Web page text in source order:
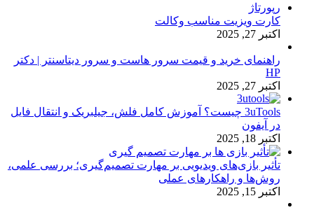
رپورتاژ
کارت ویزیت مناسب وکالت
اکتبر 27, 2025
راهنمای خرید و قیمت سرور هاست و سرور دیتاسنتر | دکتر
HP
اکتبر 27, 2025
3uTools چیست؟ آموزش کامل فلش، جیلبریک و انتقال فایل
در آیفون
اکتبر 18, 2025
تأثیر بازی‌های ویدیویی بر مهارت تصمیم‌گیری؛ بررسی علمی،
روش‌ها و راهکارهای عملی
اکتبر 15, 2025